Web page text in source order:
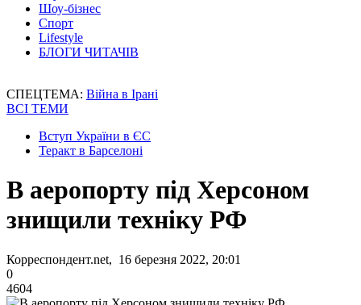
Шоу-бізнес
Спорт
Lifestyle
БЛОГИ ЧИТАЧІВ
СПЕЦТЕМА: Війна в Ірані
ВСІ ТЕМИ
Вступ України в ЄС
Теракт в Барселоні
В аеропорту під Херсоном
знищили техніку РФ
Корреспондент.net, 16 березня 2022, 20:01
0
4604